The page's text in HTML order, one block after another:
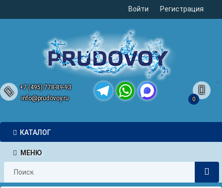
Войти Регистрация
+7 (495) 778-89-93
info@prudovoy.ru
0
КАТАЛОГ
МЕНЮ